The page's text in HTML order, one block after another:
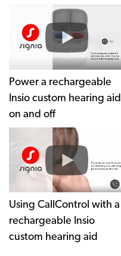
Power a rechargeable
Insio custom hearing aid
on and off
Using CallControl with a
rechargeable Insio
custom hearing aid